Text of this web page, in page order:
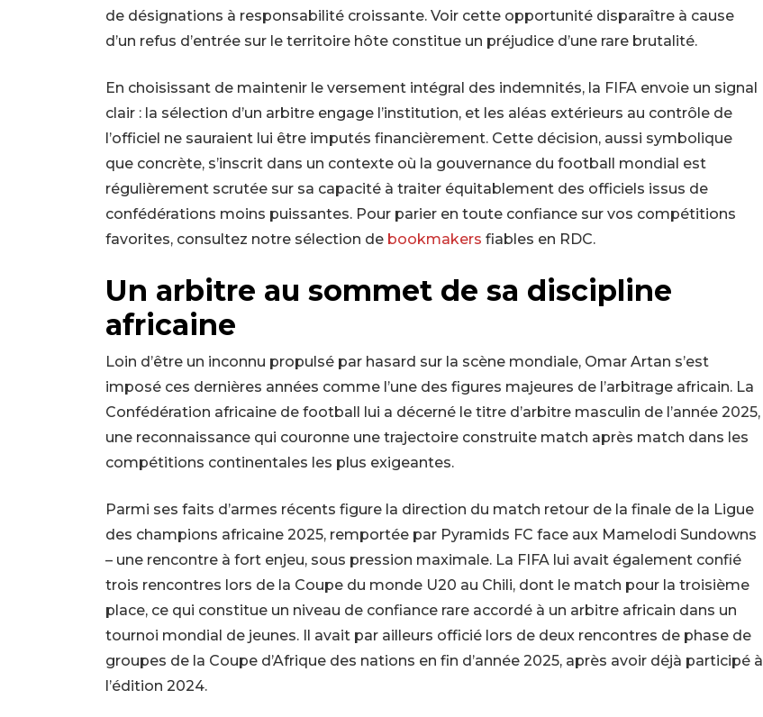
de désignations à responsabilité croissante. Voir cette opportunité disparaître à cause
d’un refus d’entrée sur le territoire hôte constitue un préjudice d’une rare brutalité.
En choisissant de maintenir le versement intégral des indemnités, la FIFA envoie un signal
clair : la sélection d’un arbitre engage l’institution, et les aléas extérieurs au contrôle de
l’officiel ne sauraient lui être imputés financièrement. Cette décision, aussi symbolique
que concrète, s’inscrit dans un contexte où la gouvernance du football mondial est
régulièrement scrutée sur sa capacité à traiter équitablement des officiels issus de
confédérations moins puissantes. Pour parier en toute confiance sur vos compétitions
favorites, consultez notre sélection de bookmakers fiables en RDC.
Un arbitre au sommet de sa discipline
africaine
Loin d’être un inconnu propulsé par hasard sur la scène mondiale, Omar Artan s’est
imposé ces dernières années comme l’une des figures majeures de l’arbitrage africain. La
Confédération africaine de football lui a décerné le titre d’arbitre masculin de l’année 2025,
une reconnaissance qui couronne une trajectoire construite match après match dans les
compétitions continentales les plus exigeantes.
Parmi ses faits d’armes récents figure la direction du match retour de la finale de la Ligue
des champions africaine 2025, remportée par Pyramids FC face aux Mamelodi Sundowns
– une rencontre à fort enjeu, sous pression maximale. La FIFA lui avait également confié
trois rencontres lors de la Coupe du monde U20 au Chili, dont le match pour la troisième
place, ce qui constitue un niveau de confiance rare accordé à un arbitre africain dans un
tournoi mondial de jeunes. Il avait par ailleurs officié lors de deux rencontres de phase de
groupes de la Coupe d’Afrique des nations en fin d’année 2025, après avoir déjà participé à
l’édition 2024.